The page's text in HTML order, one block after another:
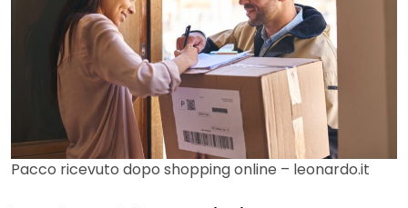
Pacco ricevuto dopo shopping online – leonardo.it